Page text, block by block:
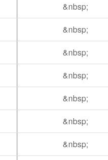
&nbsp;
&nbsp;
&nbsp;
&nbsp;
&nbsp;
&nbsp;
&nbsp;